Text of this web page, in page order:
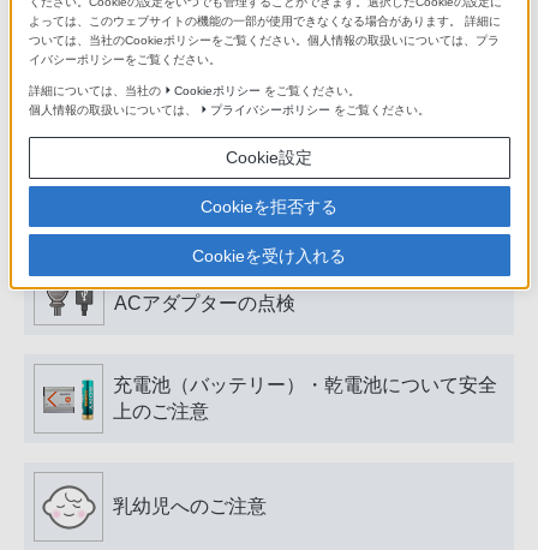
製品に関する重要なお知らせ
安全で上手な使いかた
愛情点検のおすすめ
電源プラグ・コード、USB端子・ケーブル、
ACアダプターの点検
充電池（バッテリー）・乾電池について安全
上のご注意
乳幼児へのご注意
よっては、このウェブサイトの機能の一部が使用できなくなる場合があります。 詳細に
ついては、当社のCookieポリシーをご覧ください。個人情報の取扱いについては、プラ
イバシーポリシーをご覧ください。
詳細については、当社の Cookieポリシー をご覧ください。
個人情報の取扱いについては、
プライバシーポリシー をご覧ください。
Cookie設定
Cookieを拒否する
Cookieを受け入れる